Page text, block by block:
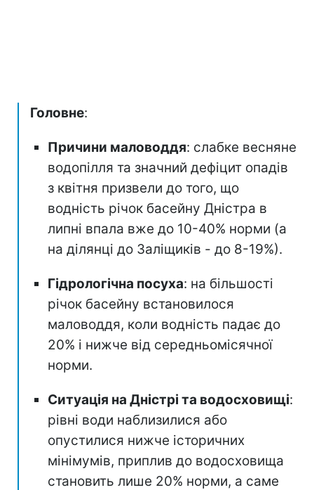
Головне:
Причини маловоддя: слабке весняне
водопілля та значний дефіцит опадів
з квітня призвели до того, що
водність річок басейну Дністра в
липні впала вже до 10-40% норми (а
на ділянці до Заліщиків - до 8-19%).
Гідрологічна посуха: на більшості
річок басейну встановилося
маловоддя, коли водність падає до
20% і нижче від середньомісячної
норми.
Ситуація на Дністрі та водосховищі:
рівні води наблизилися або
опустилися нижче історичних
мінімумів, приплив до водосховища
становить лише 20% норми, а саме